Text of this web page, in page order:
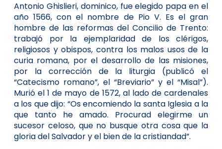
Antonio Ghislieri, dominico, fue elegido papa en el
año 1566, con el nombre de Pio V. Es el gran
hombre de las reformas del Concilio de Trento:
trabajó por la ejemplaridad de los clérigos,
religiosos y obispos, contra los malos usos de la
curia romana, por el desarrollo de las misiones,
por la corrección de la liturgia (publicó el
“Catecismo romano”, el “Breviario” y el “Misal”).
Murió el 1 de mayo de 1572, al lado de cardenales
a los que dijo: “Os encomiendo la santa Iglesia a la
que tanto he amado. Procurad elegirme un
sucesor celoso, que no busque otra cosa que la
gloria del Salvador y el bien de la cristiandad”.